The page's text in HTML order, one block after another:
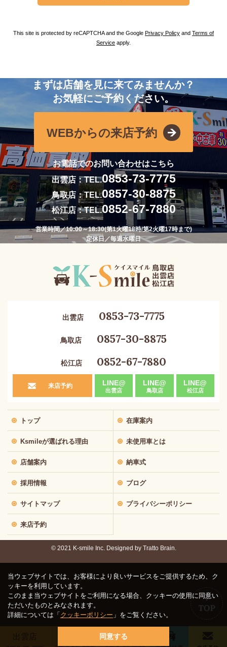
This site is protected by reCAPTCHA and the Google Privacy Policy and Terms of
Service apply.
まずは店舗を見に来てみませんか？
お気軽にご予約ください。
WEBからの来店予約
お電話でのお問い合わせはこちら
出雲店：TEL.0853-73-7775
鳥取店：TEL.0857-30-8875
松江店：TEL.0852-67-7880
営業時間／10:00～18:30(第1火曜18時/第2火曜17時まで)
定休日／毎週水曜日
出雲店 松江店
出雲店 0853-73-7775
鳥取店 0857-30-8875
松江店 0852-67-7880
来店予約 LINE@
出雲店
LINE@
鳥取店
LINE@
松江店
トップ 在庫案内
Ksmileが選ばれる理由 未使用車とは
店舗案内 納車式
採用情報 ブログ
サイトマップ プライバシーポリシー
来店予約
© 2021 K-smile Inc. Designed by Tratto Brain.
当ウェブサイトでは、お客様により良いサービスをご提供するため、ク
ッキーを利用しています。
このまま当ウェブサイトをご利用になる場合、クッキーの使用に同意い
ただいたものとみなされます。
詳細については「クッキーポリシー 」をご覧ください。
同意する